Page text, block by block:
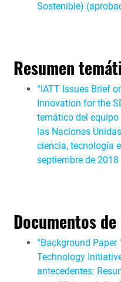
Sostenible)
Resumen
“IATT Issues Brief
Innovation for the
temático del
las Naciones
ciencia, tecnología
septiembre de 2018
Documentos
“Background Paper
Technology
antecedentes: